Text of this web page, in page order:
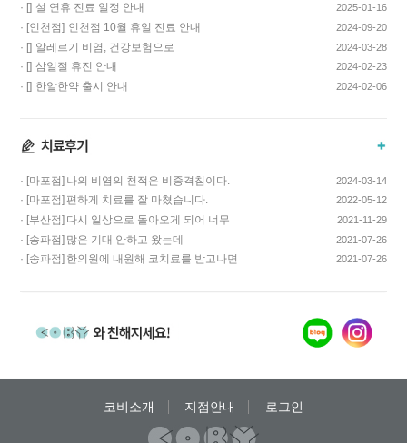
· [] 설 연휴 진료 일정 안내 2025-01-16
· [인천점] 인천점 10월 휴일 진료 안내 2024-09-20
· [] 알레르기 비염, 건강보험으로
치료하고 비용…
2024-03-28
· [] 삼일절 휴진 안내 2024-02-23
· [] 한알한약 출시 안내 2024-02-06
· [마포점] 나의 비염의 천적은 비중격침이다. 2024-03-14
· [마포점] 편하게 치료를 잘 마쳤습니다. 2022-05-12
· [부산점] 다시 일상으로 돌아오게 되어 너무
기쁩니다…
2021-11-29
· [송파점] 많은 기대 안하고 왔는데
코스요리처럼 이어…
2021-07-26
· [송파점] 한의원에 내원해 코치료를 받고나면
2021-07-26
코비소개 지점안내 로그인